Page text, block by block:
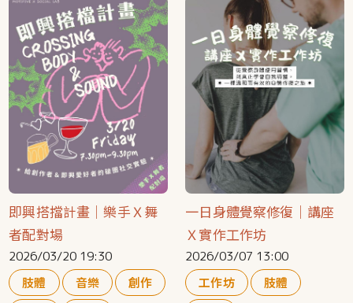
即興搭擋計畫｜樂手Ｘ舞
者配對場
2026/03/20 19:30
肢體
音樂
創作
一日身體覺察修復｜講座
Ｘ實作工作坊
2026/03/07 13:00
工作坊
肢體